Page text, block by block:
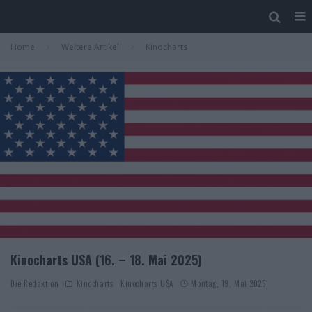
Home Weitere Artikel Kinocharts
Kinocharts USA (16. – 18. Mai 2025)
Die Redaktion Kinocharts Kinocharts USA Montag, 19. Mai 2025